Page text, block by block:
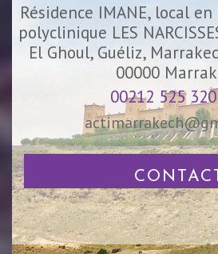
Résidence IMANE, local
polyclinique LES
El Ghoul, Guéliz,
00000
00212 525
CONTACT